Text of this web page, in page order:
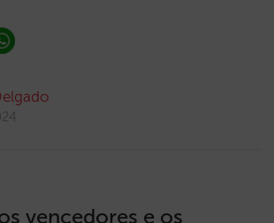
vencedores e os